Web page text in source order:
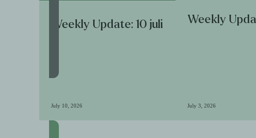
Weekly Update: 10 juli
July 10, 2026
Weekly
July 3, 2026